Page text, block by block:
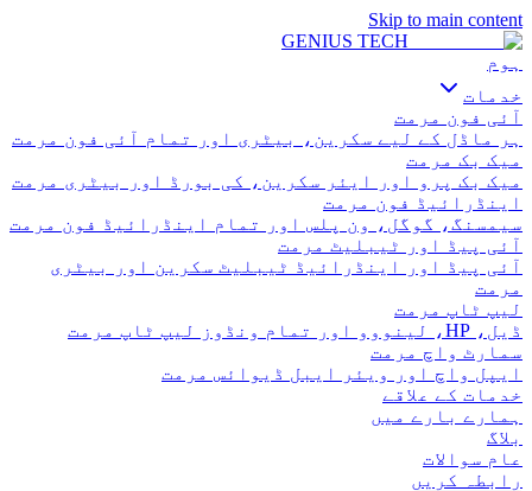
Skip to main content
GENIUS TECH
ہوم
خدمات
آئی فون مرمت
ہر ماڈل کے لیے سکرین، بیٹری اور تمام آئی فون مرمت
میک بک مرمت
میک بک پرو اور ایئر سکرین، کی بورڈ اور بیٹری مرمت
اینڈرائیڈ فون مرمت
سیمسنگ، گوگل، ون پلس اور تمام اینڈرائیڈ فون مرمت
آئی پیڈ اور ٹیبلیٹ مرمت
آئی پیڈ اور اینڈرائیڈ ٹیبلیٹ سکرین اور بیٹری
مرمت
لیپ ٹاپ مرمت
ڈیل، HP، لینووو اور تمام ونڈوز لیپ ٹاپ مرمت
سمارٹ واچ مرمت
ایپل واچ اور ویئر ایبل ڈیوائس مرمت
خدمات کے علاقے
ہمارے بارے میں
بلاگ
عام سوالات
رابطہ کریں